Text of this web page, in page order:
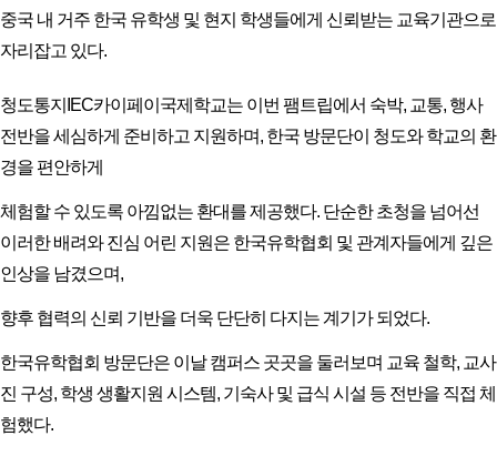
중국 내 거주 한국 유학생 및 현지 학생들에게 신뢰받는 교육기관으로
자리잡고 있다.
청도통지IEC카이페이국제학교는 이번 팸트립에서 숙박, 교통, 행사
전반을 세심하게 준비하고 지원하며, 한국 방문단이 청도와 학교의 환
경을 편안하게
체험할 수 있도록 아낌없는 환대를 제공했다. 단순한 초청을 넘어선
이러한 배려와 진심 어린 지원은 한국유학협회 및 관계자들에게 깊은
인상을 남겼으며,
향후 협력의 신뢰 기반을 더욱 단단히 다지는 계기가 되었다.
한국유학협회 방문단은 이날 캠퍼스 곳곳을 둘러보며 교육 철학, 교사
진 구성, 학생 생활지원 시스템, 기숙사 및 급식 시설 등 전반을 직접 체
험했다.